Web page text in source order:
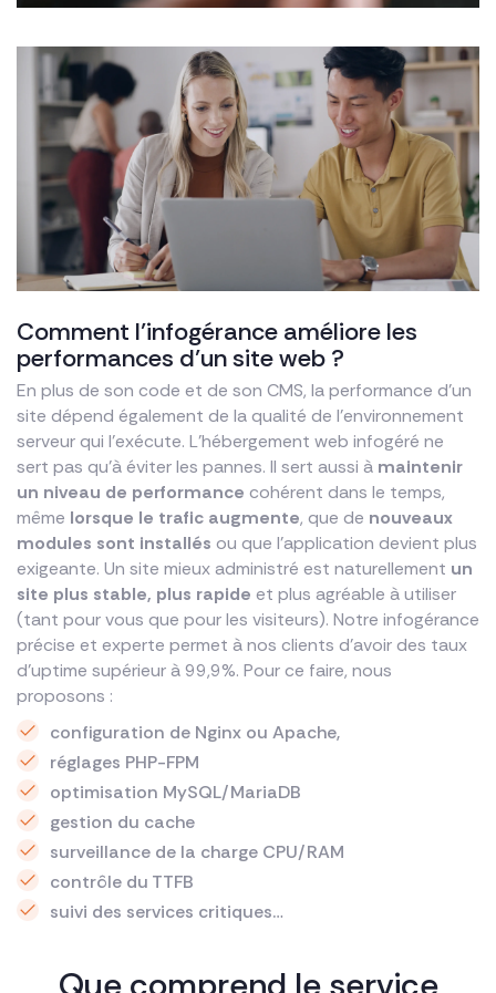
Comment l’infogérance améliore les
performances d’un site web ?
En plus de son code et de son CMS, la performance d’un
site dépend également de la qualité de l’environnement
serveur qui l’exécute. L’hébergement web infogéré ne
sert pas qu’à éviter les pannes. Il sert aussi à maintenir
un niveau de performance cohérent dans le temps,
même lorsque le trafic augmente, que de nouveaux
modules sont installés ou que l’application devient plus
exigeante. Un site mieux administré est naturellement un
site plus stable, plus rapide et plus agréable à utiliser
(tant pour vous que pour les visiteurs). Notre infogérance
précise et experte permet à nos clients d’avoir des taux
d’uptime supérieur à 99,9%. Pour ce faire, nous
proposons :
configuration de Nginx ou Apache,
réglages PHP-FPM
optimisation MySQL/MariaDB
gestion du cache
surveillance de la charge CPU/RAM
contrôle du TTFB
suivi des services critiques…
Que comprend le service